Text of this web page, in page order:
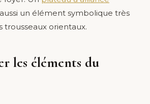
un élément symbolique très
trousseaux orientaux.
les éléments du